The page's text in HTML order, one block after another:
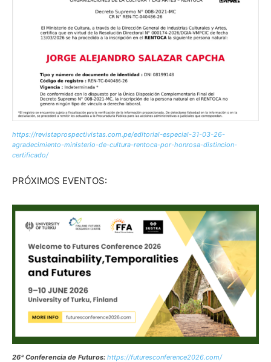
https://revistaprospectivistas.com.pe/editorial-especial-31-03-26-
agradecimiento-ministerio-de-cultura-rentoca-por-honrosa-distincion-
certificado/
PRÓXIMOS EVENTOS:
26ª Conferencia de Futuros: https://futuresconference2026.com/